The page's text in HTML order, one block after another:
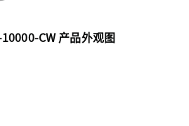
10000-CW 产品外观图